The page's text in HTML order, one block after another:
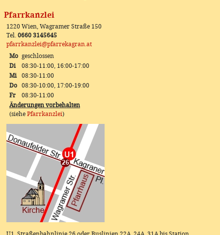
Pfarrkanzlei
1220 Wien, Wagramer Straße 150
Tel. 0660 3145645
pfarrkanzlei@pfarrekagran.at
Mo geschlossen
Di
08:30-11:00, 16:00-17:00
Mi
08:30-11:00
Do
08:30-10:00, 17:00-19:00
Fr
08:30-11:00
Änderungen vorbehalten
(siehe Pfarrkanzlei)